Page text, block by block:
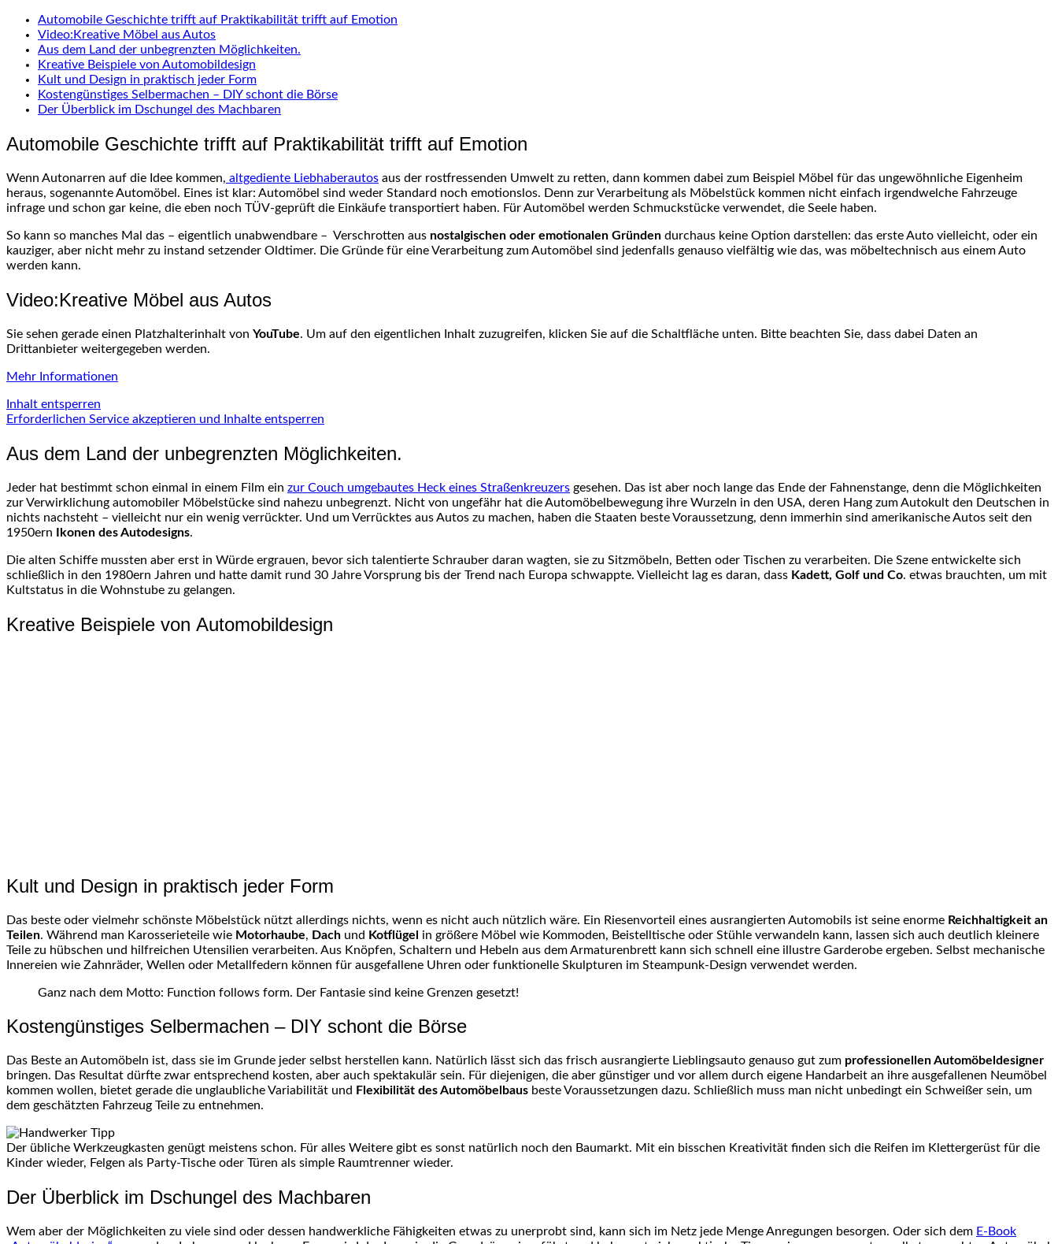
Automobile Geschichte trifft auf Praktikabilität trifft auf Emotion
Video:Kreative Möbel aus Autos
Aus dem Land der unbegrenzten Möglichkeiten.
Kreative Beispiele von Automobildesign
Kult und Design in praktisch jeder Form
Kostengünstiges Selbermachen – DIY schont die Börse
Der Überblick im Dschungel des Machbaren
Automobile Geschichte trifft auf Praktikabilität trifft auf Emotion
Wenn Autonarren auf die Idee kommen, altgediente Liebhaberautos aus der rostfressenden Umwelt zu retten, dann kommen dabei zum Beispiel Möbel für das ungewöhnliche Eigenheim
heraus, sogenannte Automöbel. Eines ist klar: Automöbel sind weder Standard noch emotionslos. Denn zur Verarbeitung als Möbelstück kommen nicht einfach irgendwelche Fahrzeuge
infrage und schon gar keine, die eben noch TÜV-geprüft die Einkäufe transportiert haben. Für Automöbel werden Schmuckstücke verwendet, die Seele haben.
So kann so manches Mal das – eigentlich unabwendbare – Verschrotten aus nostalgischen oder emotionalen Gründen durchaus keine Option darstellen: das erste Auto vielleicht, oder ein
kauziger, aber nicht mehr zu instand setzender Oldtimer. Die Gründe für eine Verarbeitung zum Automöbel sind jedenfalls genauso vielfältig wie das, was möbeltechnisch aus einem Auto
werden kann.
Video:Kreative Möbel aus Autos
Sie sehen gerade einen Platzhalterinhalt von YouTube. Um auf den eigentlichen Inhalt zuzugreifen, klicken Sie auf die Schaltfläche unten. Bitte beachten Sie, dass dabei Daten an
Drittanbieter weitergegeben werden.
Mehr Informationen
Inhalt entsperren
Erforderlichen Service akzeptieren und Inhalte entsperren
Aus dem Land der unbegrenzten Möglichkeiten.
Jeder hat bestimmt schon einmal in einem Film ein zur Couch umgebautes Heck eines Straßenkreuzers gesehen. Das ist aber noch lange das Ende der Fahnenstange, denn die Möglichkeiten
zur Verwirklichung automobiler Möbelstücke sind nahezu unbegrenzt. Nicht von ungefähr hat die Automöbelbewegung ihre Wurzeln in den USA, deren Hang zum Autokult den Deutschen in
nichts nachsteht – vielleicht nur ein wenig verrückter. Und um Verrücktes aus Autos zu machen, haben die Staaten beste Voraussetzung, denn immerhin sind amerikanische Autos seit den
1950ern
Ikonen des Autodesigns.
Die alten Schiffe mussten aber erst in Würde ergrauen, bevor sich talentierte Schrauber daran wagten, sie zu Sitzmöbeln, Betten oder Tischen zu verarbeiten. Die Szene entwickelte sich
schließlich in den 1980ern Jahren und hatte damit rund 30 Jahre Vorsprung bis der Trend nach Europa schwappte. Vielleicht lag es daran, dass Kadett, Golf und Co. etwas brauchten, um mit
Kultstatus in die Wohnstube zu gelangen.
Kreative Beispiele von Automobildesign
Kult und Design in praktisch jeder Form
Das beste oder vielmehr schönste Möbelstück nützt allerdings nichts, wenn es nicht auch nützlich wäre. Ein Riesenvorteil eines ausrangierten Automobils ist seine enorme Reichhaltigkeit an
Teilen. Während man Karosserieteile wie Motorhaube, Dach und Kotflügel in größere Möbel wie Kommoden, Beistelltische oder Stühle verwandeln kann, lassen sich auch deutlich kleinere
Teile zu hübschen und hilfreichen Utensilien verarbeiten. Aus Knöpfen, Schaltern und Hebeln aus dem Armaturenbrett kann sich schnell eine illustre Garderobe ergeben. Selbst mechanische
Innereien wie Zahnräder, Wellen oder Metallfedern können für ausgefallene Uhren oder funktionelle Skulpturen im Steampunk-Design verwendet werden.
Ganz nach dem Motto: Function follows form. Der Fantasie sind keine Grenzen gesetzt!
Kostengünstiges Selbermachen – DIY schont die Börse
Das Beste an Automöbeln ist, dass sie im Grunde jeder selbst herstellen kann. Natürlich lässt sich das frisch ausrangierte Lieblingsauto genauso gut zum professionellen Automöbeldesigner
bringen. Das Resultat dürfte zwar entsprechend kosten, aber auch spektakulär sein. Für diejenigen, die aber günstiger und vor allem durch eigene Handarbeit an ihre ausgefallenen Neumöbel
kommen wollen, bietet gerade die unglaubliche Variabilität und Flexibilität des Automöbelbaus beste Voraussetzungen dazu. Schließlich muss man nicht unbedingt ein Schweißer sein, um
dem geschätzten Fahrzeug Teile zu entnehmen.
Der übliche Werkzeugkasten genügt meistens schon. Für alles Weitere gibt es sonst natürlich noch den Baumarkt. Mit ein bisschen Kreativität finden sich die Reifen im Klettergerüst für die
Kinder wieder, Felgen als Party-Tische oder Türen als simple Raumtrenner wieder.
Der Überblick im Dschungel des Machbaren
Wem aber der Möglichkeiten zu viele sind oder dessen handwerkliche Fähigkeiten etwas zu unerprobt sind, kann sich im Netz jede Menge Anregungen besorgen. Oder sich dem E-Book